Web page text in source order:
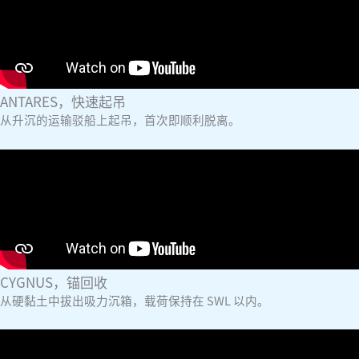
ANTARES，快速起吊
从升沉的运输驳船上起吊，首次即顺利脱离。
CYGNUS，锚回收
从硬黏土中拔出吸力沉箱，载荷保持在 SWL 以内。